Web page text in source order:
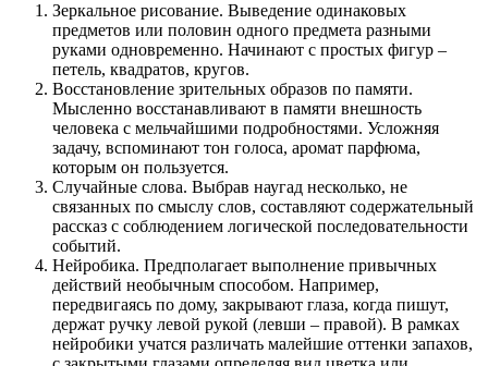
Зеркальное рисование. Выведение одинаковых
предметов или половин одного предмета разными
руками одновременно. Начинают с простых фигур –
петель, квадратов, кругов.
Восстановление зрительных образов по памяти.
Мысленно восстанавливают в памяти внешность
человека с мельчайшими подробностями. Усложняя
задачу, вспоминают тон голоса, аромат парфюма,
которым он пользуется.
Случайные слова. Выбрав наугад несколько, не
связанных по смыслу слов, составляют содержательный
рассказ с соблюдением логической последовательности
событий.
Нейробика. Предполагает выполнение привычных
действий необычным способом. Например,
передвигаясь по дому, закрывают глаза, когда пишут,
держат ручку левой рукой (левши – правой). В рамках
нейробики учатся различать малейшие оттенки запахов,